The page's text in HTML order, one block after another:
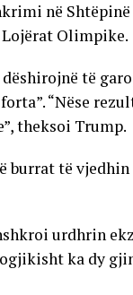
në
Olimpike.
të
“Nëse
theksoi Trump.
burrat të
urdhrin
ka dy